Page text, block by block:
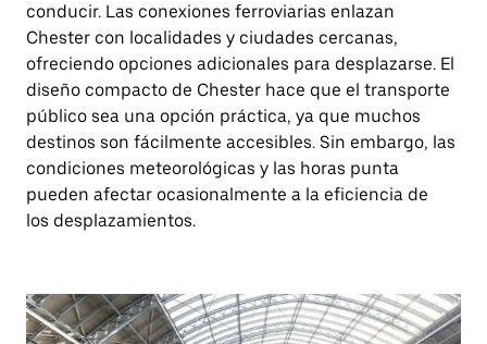
conducir. Las conexiones ferroviarias enlazan
Chester con localidades y ciudades cercanas,
ofreciendo opciones adicionales para desplazarse. El
diseño compacto de Chester hace que el transporte
público sea una opción práctica, ya que muchos
destinos son fácilmente accesibles. Sin embargo, las
condiciones meteorológicas y las horas punta
pueden afectar ocasionalmente a la eficiencia de
los desplazamientos.